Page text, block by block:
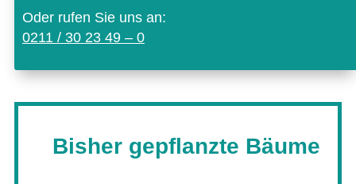
Oder rufen Sie uns an:
0211 / 30 23 49 – 0
Bisher gepflanzte Bäume